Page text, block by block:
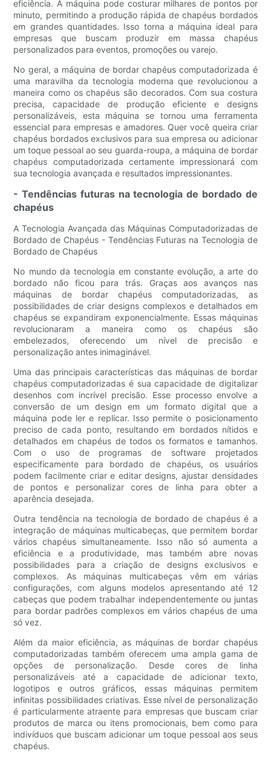
eficiência. A máquina pode costurar milhares de pontos por
minuto, permitindo a produção rápida de chapéus bordados
em grandes quantidades. Isso torna a máquina ideal para
empresas que buscam produzir em massa chapéus
personalizados para eventos, promoções ou varejo.
No geral, a máquina de bordar chapéus computadorizada é
uma maravilha da tecnologia moderna que revolucionou a
maneira como os chapéus são decorados. Com sua costura
precisa, capacidade de produção eficiente e designs
personalizáveis, esta máquina se tornou uma ferramenta
essencial para empresas e amadores. Quer você queira criar
chapéus bordados exclusivos para sua empresa ou adicionar
um toque pessoal ao seu guarda-roupa, a máquina de bordar
chapéus computadorizada certamente impressionará com
sua tecnologia avançada e resultados impressionantes.
- Tendências futuras na tecnologia de bordado de
chapéus
A Tecnologia Avançada das Máquinas Computadorizadas de
Bordado de Chapéus - Tendências Futuras na Tecnologia de
Bordado de Chapéus
No mundo da tecnologia em constante evolução, a arte do
bordado não ficou para trás. Graças aos avanços nas
máquinas de bordar chapéus computadorizadas, as
possibilidades de criar designs complexos e detalhados em
chapéus se expandiram exponencialmente. Essas máquinas
revolucionaram a maneira como os chapéus são
embelezados, oferecendo um nível de precisão e
personalização antes inimaginável.
Uma das principais características das máquinas de bordar
chapéus computadorizadas é sua capacidade de digitalizar
desenhos com incrível precisão. Esse processo envolve a
conversão de um design em um formato digital que a
máquina pode ler e replicar. Isso permite o posicionamento
preciso de cada ponto, resultando em bordados nítidos e
detalhados em chapéus de todos os formatos e tamanhos.
Com o uso de programas de software projetados
especificamente para bordado de chapéus, os usuários
podem facilmente criar e editar designs, ajustar densidades
de pontos e personalizar cores de linha para obter a
aparência desejada.
Outra tendência na tecnologia de bordado de chapéus é a
integração de máquinas multicabeças, que permitem bordar
vários chapéus simultaneamente. Isso não só aumenta a
eficiência e a produtividade, mas também abre novas
possibilidades para a criação de designs exclusivos e
complexos. As máquinas multicabeças vêm em várias
configurações, com alguns modelos apresentando até 12
cabeças que podem trabalhar independentemente ou juntas
para bordar padrões complexos em vários chapéus de uma
só vez.
Além da maior eficiência, as máquinas de bordar chapéus
computadorizadas também oferecem uma ampla gama de
opções de personalização. Desde cores de linha
personalizáveis até a capacidade de adicionar texto,
logotipos e outros gráficos, essas máquinas permitem
infinitas possibilidades criativas. Esse nível de personalização
é particularmente atraente para empresas que buscam criar
produtos de marca ou itens promocionais, bem como para
indivíduos que buscam adicionar um toque pessoal aos seus
chapéus.